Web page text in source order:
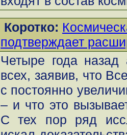
Коротко:
подтверждает
Четыре года назад
всех, заявив, что
с постоянно
– и что это
С тех пор ряд